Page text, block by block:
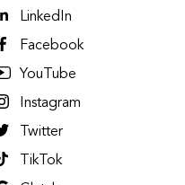
LinkedIn
Facebook
YouTube
Instagram
Twitter
TikTok